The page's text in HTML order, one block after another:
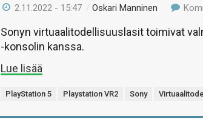
2.11.2022 - 15:47 /Oskari Manninen
Sonyn virtuaalitodellisuuslasit toimivat
-konsolin kanssa.
Lue lisää
PlayStation 5 Playstation VR2 Sony